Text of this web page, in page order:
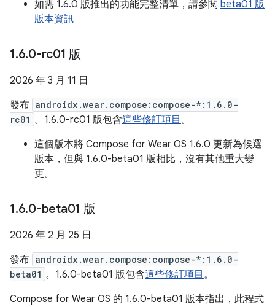
如需 1.6.0 版推出的功能完整清單，請參閱 beta01 版
版本資訊
1.6.0-rc01 版
2026 年 3 月 11 日
發布 androidx.wear.compose:compose-*:1.6.0-
rc01 。1.6.0-rc01 版包含這些修訂項目 。
這個版本將 Compose for Wear OS 1.6.0 更新為候選
版本，但與 1.6.0-beta01 版相比，沒有其他重大變
更。
1.6.0-beta01 版
2026 年 2 月 25 日
發布 androidx.wear.compose:compose-*:1.6.0-
beta01 。1.6.0-beta01 版包含這些修訂項目 。
Compose for Wear OS 的 1.6.0-beta01 版本指出，此程式